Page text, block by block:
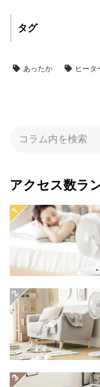
タグ
あったか ヒータ
アクセス数ラ